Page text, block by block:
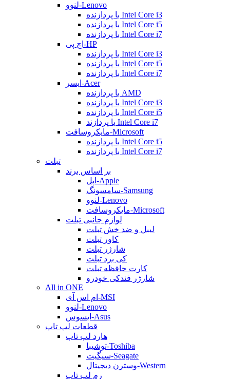
لنوو-Lenovo
با پردازنده Intel Core i3
با پردازنده Intel Core i5
با پردازنده Intel Core i7
اچ پی-HP
با پردازنده Intel Core i3
با پردازنده Intel Core i5
با پردازنده Intel Core i7
ایسر-Acer
با پردازنده AMD
با پردازنده Intel Core i3
با پردازنده Intel Core i5
با پردازند Intel Core i7
مایکروسافت-Microsoft
با پردازنده Intel Core i5
با پردازنده Intel Core i7
تبلت
بر اساس برند
اپل-Apple
سامسونگ-Samsung
لنوو-Lenovo
مایکروسافت-Microsoft
لوازم جانبی تبلت
لیبل و ضد خش تبلت
کاور تبلت
شارژر تبلت
کی برد تبلت
کارت حافظه تبلت
شارژر فندکی خودرو
All in ONE
ام اس آی-MSI
لنوو-Lenovo
ایسوس-Asus
قطعات لپ تاپ
هارد لپ تاپ
توشیبا-Toshiba
سیگیت-Seagate
وسترن دیجیتال-Western
رم لپ تاپ